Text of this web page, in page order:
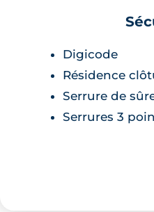
Digicode
Résidence
Serrure de
Serrures 3